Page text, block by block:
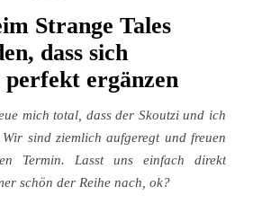
Strange Tales
dass sich
ergänzen
mich total, dass der Skoutzi und ich
sind ziemlich aufgeregt und freuen
Termin. Lasst uns einfach direkt
schön der Reihe nach, ok?